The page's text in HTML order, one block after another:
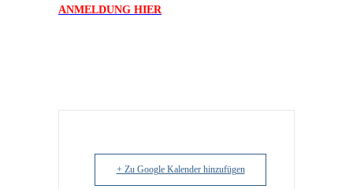
ANMELDUNG HIER
+ Zu Google Kalender hinzufügen